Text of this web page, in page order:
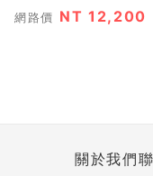
網路價 NT 12,200
關於我們